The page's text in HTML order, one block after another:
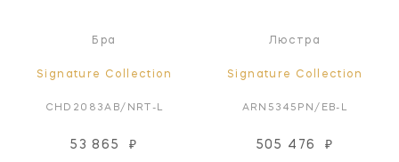
Бра
Signature Collection
CHD2083AB/NRT-L
53 865 ₽
Люстра
Signature Collection
ARN5345PN/EB-L
505 476 ₽